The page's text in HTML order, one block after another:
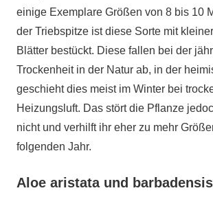
einige Exemplare Größen von 8 bis 10
der Triebspitze ist diese Sorte mit
Blätter bestückt. Diese fallen bei der
Trockenheit in der Natur ab, in der
geschieht dies meist im Winter bei
Heizungsluft. Das stört die Pflanze
nicht und verhilft ihr eher zu mehr
folgenden Jahr.
Aloe aristata und barbadensis